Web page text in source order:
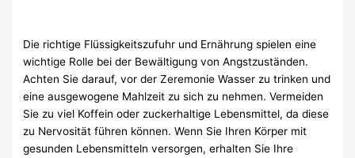
Die richtige Flüssigkeitszufuhr und Ernährung spielen eine
wichtige Rolle bei der Bewältigung von Angstzuständen.
Achten Sie darauf, vor der Zeremonie Wasser zu trinken und
eine ausgewogene Mahlzeit zu sich zu nehmen. Vermeiden
Sie zu viel Koffein oder zuckerhaltige Lebensmittel, da diese
zu Nervosität führen können. Wenn Sie Ihren Körper mit
gesunden Lebensmitteln versorgen, erhalten Sie Ihre